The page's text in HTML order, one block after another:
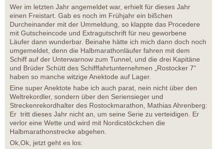
Wer im letzten Jahr angemeldet war, erhielt für dieses Jahr
einen Freistart. Gab es noch im Frühjahr ein bißchen
Durcheinander mit der Ummeldung, so klappte das Procedere
mit Gutscheincode und Extragutschrift für neu geworbene
Läufer dann wunderbar. Beinahe hätte ich mich dann doch noch
umgemeldet, denn die Halbmarathonläufer fahren mit dem
Schiff auf der Unterwarnow zum Tunnel, und die drei Kapitäne
und Brüder Schütt des Schifffahrtunternehmen „Rostocker 7“
haben so manche witzige Anektode auf Lager.
Eine super Anektote habe ich auch parat, nein nicht über den
Weltrekordler, sondern über den Seriensieger und
Streckenrekordhalter des Rostockmarathon, Mathias Ahrenberg:
Er tritt dieses Jahr nicht an, um seine Serie zu verteidigen. Er
verlor eine Wette und wird mit Nordicstöckchen die
Halbmarathonstrecke abgehen.
Ok,Ok, jetzt geht es los: